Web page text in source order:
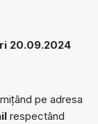
20.09.2024
pe adresa
respectând